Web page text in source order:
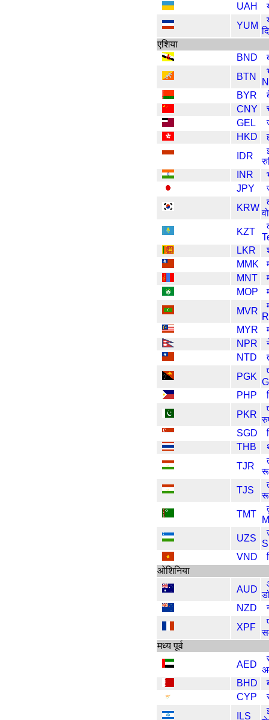
UAH
YUM
एशिया
BND
BTN
BYR
CNY
GEL
HKD
IDR
INR
JPY
KRW
KZT
LKR
MMK
MNT
MOP
MVR
MYR
NPR
NTD
PGK
PHP
PKR
SGD
THB
TJR
TJS
TMT
UZS
VND
ओशिनिया
AUD
NZD
XPF
मध्य पूर्व
AED
BHD
CYP
ILS